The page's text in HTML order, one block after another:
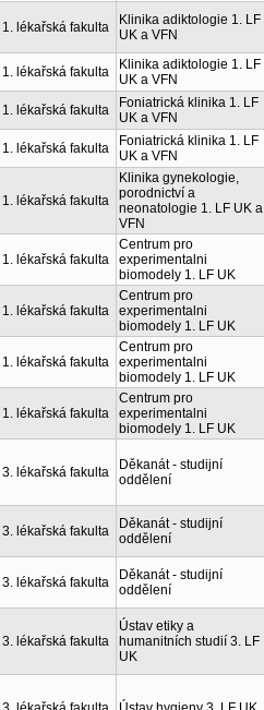
1. lékařská fakulta
Klinika adiktologie 1. LF
UK a VFN
1. lékařská fakulta
Klinika adiktologie 1. LF
UK a VFN
1. lékařská fakulta
Foniatrická klinika 1. LF
UK a VFN
1. lékařská fakulta
Foniatrická klinika 1. LF
UK a VFN
1. lékařská fakulta
Klinika gynekologie,
porodnictví a
neonatologie 1. LF UK a
VFN
1. lékařská fakulta
Centrum pro
experimentalni
biomodely 1. LF UK
1. lékařská fakulta
Centrum pro
experimentalni
biomodely 1. LF UK
1. lékařská fakulta
Centrum pro
experimentalni
biomodely 1. LF UK
1. lékařská fakulta
Centrum pro
experimentalni
biomodely 1. LF UK
3. lékařská fakulta
Děkanát - studijní
oddělení
3. lékařská fakulta
Děkanát - studijní
oddělení
3. lékařská fakulta
Děkanát - studijní
oddělení
3. lékařská fakulta
Ústav etiky a
humanitních studií 3. LF
UK